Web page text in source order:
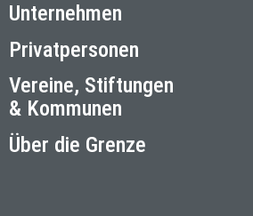
Unternehmen
Privatpersonen
Vereine, Stiftungen
& Kommunen
Über die Grenze